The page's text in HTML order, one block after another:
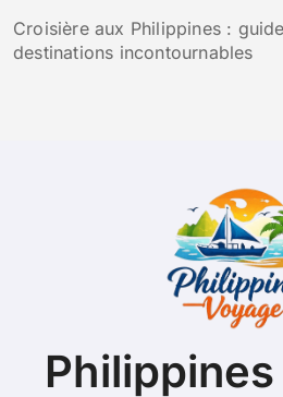
Croisière aux Philippines :
destinations incontournables